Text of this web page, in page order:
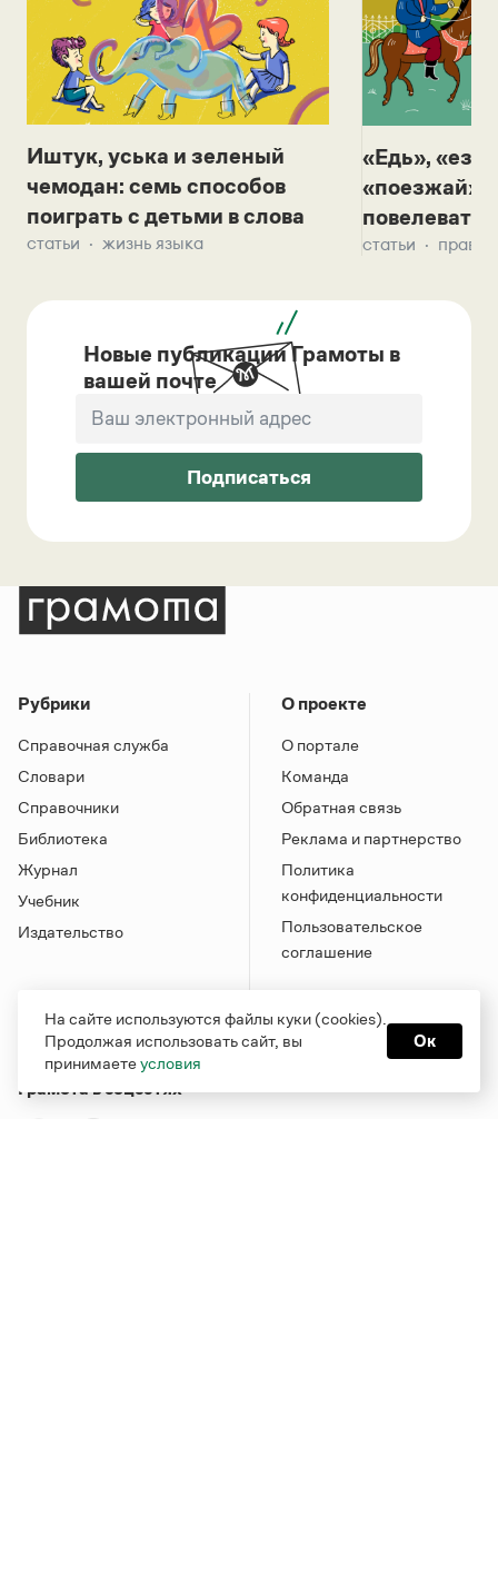
Иштук, уська и зеленый
чемодан: семь способов
поиграть с детьми в слова
статьи жизнь языка
«Едь»,
«поезжай»?
повелевать
статьи
Новые публикации Грамоты в
вашей почте
Подписаться
Рубрики
Справочная служба
Словари
Справочники
Библиотека
Журнал
Учебник
Издательство
О проекте
О портале
Команда
Обратная связь
Реклама и партнерство
Политика
конфиденциальности
Пользовательское
соглашение
Грамота в соцсетях
На сайте используются файлы куки (cookies).
Продолжая использовать сайт, вы
принимаетеусловия
Ок